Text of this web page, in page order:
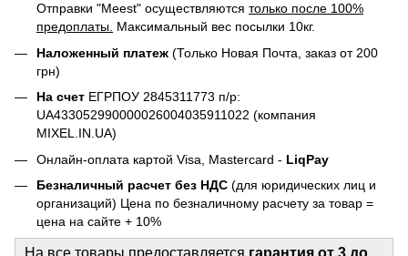
Отправки "Meest" осуществляются только после 100%
предоплаты. Максимальный вес посылки 10кг.
Наложенный платеж (Только Новая Почта, заказ от 200
грн)
На счет ЕГРПОУ 2845311773 п/р:
UA433052990000026004035911022 (компания
MIXEL.IN.UA)
Онлайн-оплата картой Visa, Mastercard - LiqPay
Безналичный расчет без НДС (для юридических лиц и
организаций) Цена по безналичному расчету за товар =
цена на сайте + 10%